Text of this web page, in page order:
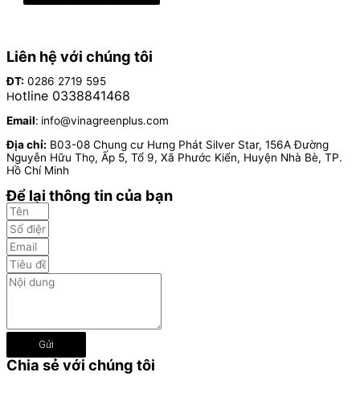
Liên hệ với chúng tôi
ĐT: 0286 2719 595
Hotline 0338841468
Email: info@vinagreenplus.com
Địa chỉ: B03-08 Chung cư Hưng Phát Silver Star, 156A Đường
Nguyễn Hữu Thọ, Ấp 5, Tổ 9, Xã Phước Kiển, Huyện Nhà Bè, TP.
Hồ Chí Minh
Để lại thông tin của bạn
Gửi
Chia sẻ với chúng tôi